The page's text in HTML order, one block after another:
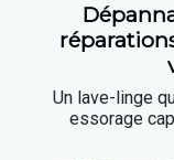
Un lave-linge
essorage